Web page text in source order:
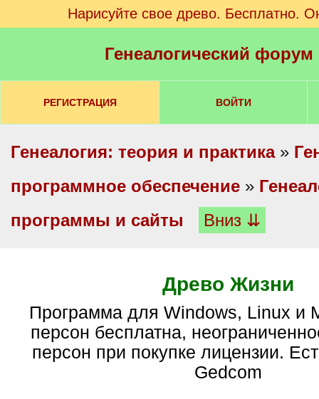
Нарисуйте свое древо. Бесплатно.
Генеалогический
РЕГИСТРАЦИЯ ВОЙТИ
Генеалогия: теория и практика»
программное обеспечение »
программы и сайты
Вниз ⇊
Древо Жизни
Программа для Windows, Linux и MacOS. До 40
персон бесплатна,
персон при покупке лицензии.
Gedcom